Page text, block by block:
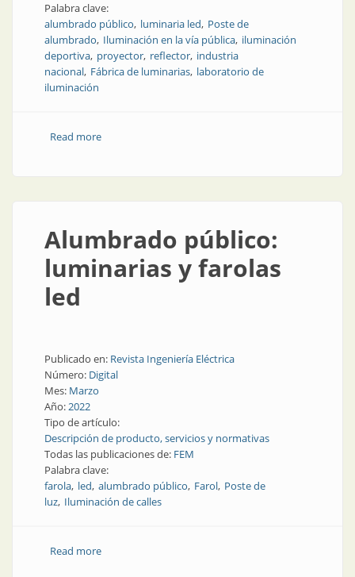
Palabra clave:
alumbrado público luminaria led Poste de
alumbrado Iluminación en la vía pública iluminación
deportiva proyector reflector industria
nacional Fábrica de luminarias laboratorio de
iluminación
Read moreabout Así se fabrica el alumbrado público
Alumbrado público:
luminarias y farolas
led
Publicado en: Revista Ingeniería Eléctrica
Número: Digital
Mes: Marzo
Año:2022
Tipo de artículo:
Descripción de producto, servicios y normativas
Todas las publicaciones de: FEM
Palabra clave:
farola led alumbrado público Farol Poste de
luz Iluminación de calles
Read moreabout Alumbrado público: luminarias y farolas led